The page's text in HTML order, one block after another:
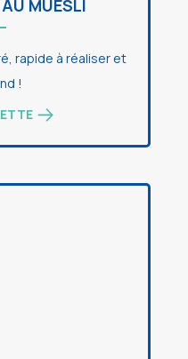
MUESLI
rapide à réaliser et
!